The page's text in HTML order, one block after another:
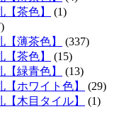
茶色】
(1)
薄茶色】
(337)
茶色】
(15)
緑青色】
(13)
ホワイト色】
(29)
木目タイル】
(1)